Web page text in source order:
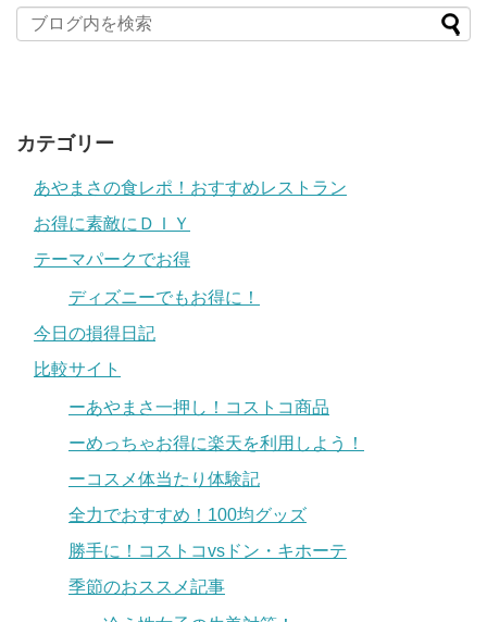
カテゴリー
あやまさの食レポ！おすすめレストラン
お得に素敵にＤＩＹ
テーマパークでお得
ディズニーでもお得に！
今日の損得日記
比較サイト
ーあやまさ一押し！コストコ商品
ーめっちゃお得に楽天を利用しよう！
ーコスメ体当たり体験記
全力でおすすめ！100均グッズ
勝手に！コストコvsドン・キホーテ
季節のおススメ記事